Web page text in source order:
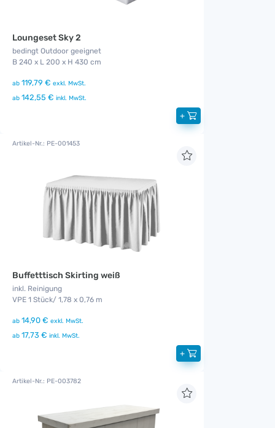
Loungeset Sky 2
bedingt Outdoor geeignet
B 240 x L 200 x H 430 cm
ab 119,79 € exkl. MwSt.
ab 142,55 € inkl. MwSt.
+
Artikel-Nr.: PE-001453
Buffetttisch Skirting weiß
inkl. Reinigung
VPE 1 Stück/ 1,78 x 0,76 m
ab 14,90 € exkl. MwSt.
ab 17,73 € inkl. MwSt.
+
Artikel-Nr.: PE-003782